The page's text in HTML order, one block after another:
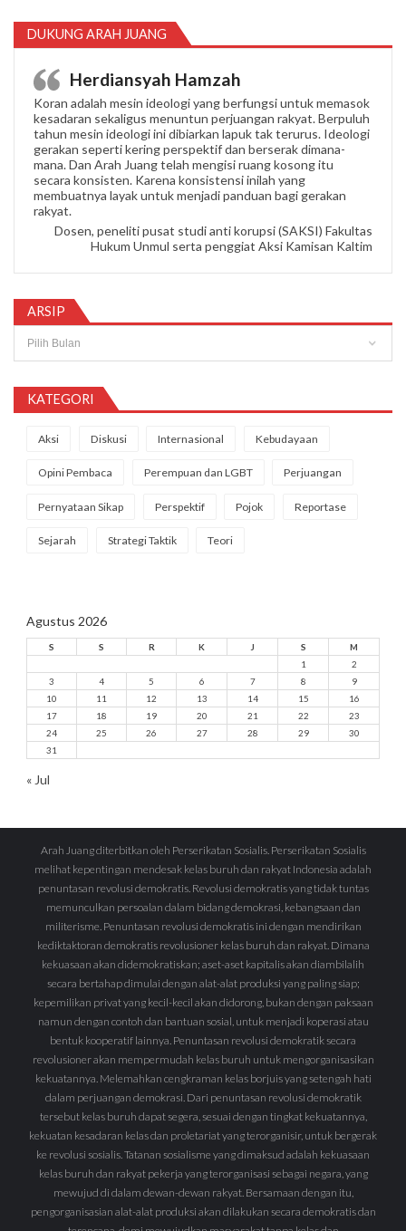
DUKUNG ARAH JUANG
Herdiansyah Hamzah
Koran adalah mesin ideologi yang berfungsi untuk memasok
kesadaran sekaligus menuntun perjuangan rakyat. Berpuluh
tahun mesin ideologi ini dibiarkan lapuk tak terurus. Ideologi
gerakan seperti kering perspektif dan berserak dimana-
mana. Dan Arah Juang telah mengisi ruang kosong itu
secara konsisten. Karena konsistensi inilah yang
membuatnya layak untuk menjadi panduan bagi gerakan
rakyat.
Dosen, peneliti pusat studi anti korupsi (SAKSI) Fakultas
Hukum Unmul serta penggiat Aksi Kamisan Kaltim
ARSIP
KATEGORI
Aksi Diskusi Internasional Kebudayaan
Opini Pembaca Perempuan dan LGBT Perjuangan
Pernyataan Sikap Perspektif Pojok Reportase
Sejarah Strategi Taktik Teori
Agustus 2026
S S R K J S
M
1
2
3
4 5 6 7 8
9
10
11 12 13 14 15
16
17
18 19 20 21 22
23
24
25 26 27 28 29
30
31
« Jul
Arah Juang diterbitkan oleh Perserikatan Sosialis. Perserikatan Sosialis
melihat kepentingan mendesak kelas buruh dan rakyat Indonesia adalah
penuntasan revolusi demokratis. Revolusi demokratis yang tidak tuntas
memunculkan persoalan dalam bidang demokrasi, kebangsaan dan
militerisme. Penuntasan revolusi demokratis ini dengan mendirikan
kediktaktoran demokratis revolusioner kelas buruh dan rakyat. Dimana
kekuasaan akan didemokratiskan; aset-aset kapitalis akan diambilalih
secara bertahap dimulai dengan alat-alat produksi yang paling siap;
kepemilikan privat yang kecil-kecil akan didorong, bukan dengan paksaan
namun dengan contoh dan bantuan sosial, untuk menjadi koperasi atau
bentuk kooperatif lainnya. Penuntasan revolusi demokratik secara
revolusioner akan mempermudah kelas buruh untuk mengorganisasikan
kekuatannya. Melemahkan cengkraman kelas borjuis yang setengah hati
dalam perjuangan demokrasi. Dari penuntasan revolusi demokratik
tersebut kelas buruh dapat segera, sesuai dengan tingkat kekuatannya,
kekuatan kesadaran kelas dan proletariat yang terorganisir, untuk bergerak
ke revolusi sosialis. Tatanan sosialisme yang dimaksud adalah kekuasaan
kelas buruh dan rakyat pekerja yang terorganisasi sebagai negara, yang
mewujud di dalam dewan-dewan rakyat. Bersamaan dengan itu,
pengorganisasian alat-alat produksi akan dilakukan secara demokratis dan